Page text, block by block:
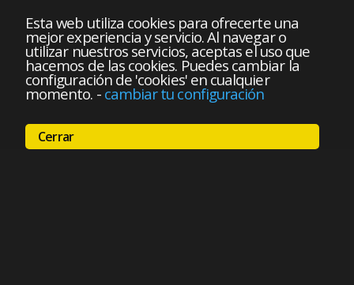
Esta web utiliza cookies para ofrecerte una
mejor experiencia y servicio. Al navegar o
utilizar nuestros servicios, aceptas el uso que
hacemos de las cookies. Puedes cambiar la
configuración de 'cookies' en cualquier
momento. - cambiar tu configuración
Cerrar